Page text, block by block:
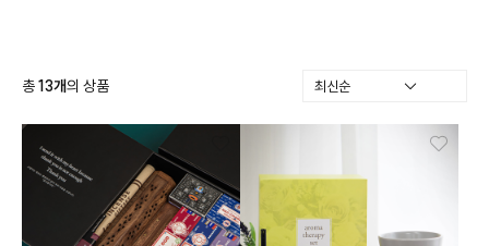
총13개의 상품